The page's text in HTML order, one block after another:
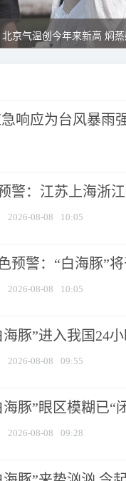
北京气温创今年来新高 焖
响应为台风暴雨
警：江苏上海浙
2026-08-08 10:05
预警：“白海豚”
2026-08-08 10:05
海豚”进入我国24
2026-08-08 09:55
海豚”眼区模糊已“
2026-08-08 09:28